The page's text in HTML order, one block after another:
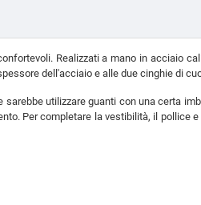
Realizzati a mano in acciaio
dell'acciaio e alle due cinghie di
utilizzare guanti con una certa
Per completare la vestibilità, il